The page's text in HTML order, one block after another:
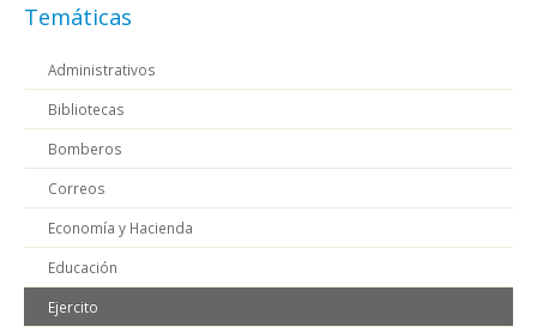
Temáticas
Administrativos
Bibliotecas
Bomberos
Correos
Economía y Hacienda
Educación
Ejercito